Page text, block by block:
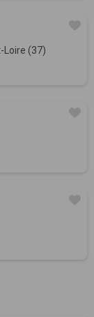
Loire (37)